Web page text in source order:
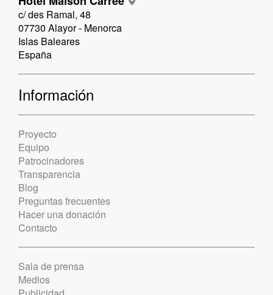
c/ des Ramal, 48
07730 Alayor - Menorca
Islas Baleares
España
Información
Proyecto
Equipo
Patrocinadores
Transparencia
Blog
Preguntas frecuentes
Hacer una donación
Contacto
Sala de prensa
Medios